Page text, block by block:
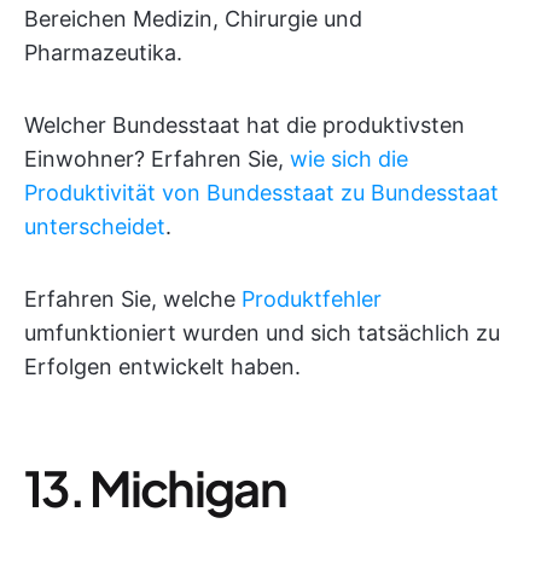
Bereichen Medizin, Chirurgie und
Pharmazeutika.
Welcher Bundesstaat hat die produktivsten
Einwohner? Erfahren Sie, wie sich die
Produktivität von Bundesstaat zu Bundesstaat
unterscheidet.
Erfahren Sie, welche Produktfehler
umfunktioniert wurden und sich tatsächlich zu
Erfolgen entwickelt haben.
13. Michigan